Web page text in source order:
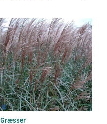
Græsser